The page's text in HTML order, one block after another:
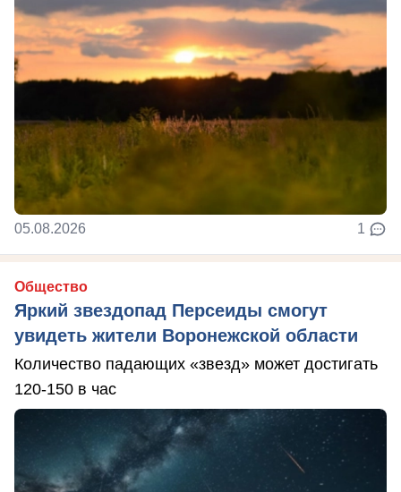
05.08.2026 1
Общество
Яркий звездопад Персеиды смогут
увидеть жители Воронежской области
Количество падающих «звезд» может достигать
120-150 в час